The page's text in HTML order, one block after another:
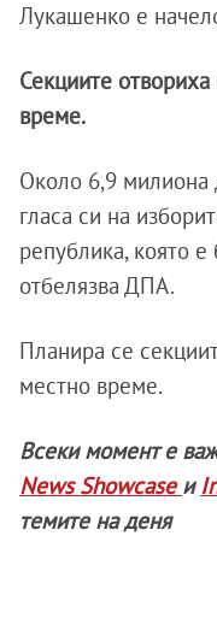
Лукашенко е
Секциите
време.
Около 6,9 милиона
гласа си на
република, която
отбелязва ДПА.
Планира се
местно време.
Всеки момент е
News Showcaseи
темите на деня